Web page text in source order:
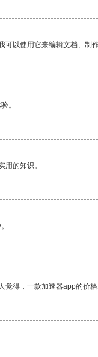
以使用它来编辑文档、制
。
的知识。
得，一款加速器app的价格